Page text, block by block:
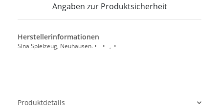
Angaben zur Produktsicherheit
Herstellerinformationen
Sina Spielzeug, Neuhausen. • • , •
Produktdetails